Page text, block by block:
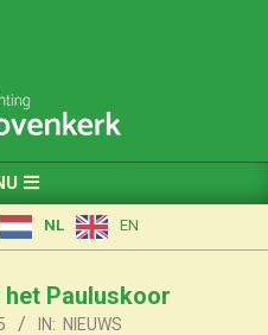
NL EN
Pauluskoor
IN: NIEUWS